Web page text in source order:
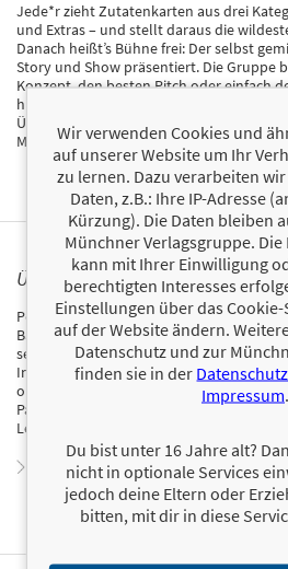
Jede*r zieht Zutatenkarten aus drei
und Extras – und stellt daraus die
Danach heißt’s Bühne frei: Der selbst
Story und Show präsentiert. Die Gruppe
Konzept, den besten Pitch oder einfach
hingelegt hat. Punkte gibt’s für
Überzeugungskraft – und am Ende steht
Mixer ist.
ÜBER PETERUNDRENATE
Peter und Renate sind das wohl
Bayern – charmant, witzig und mit einem
servieren sie ihren ca. 450.000
Instagram kreative Drinks, bayerische
ordentlichen Spritzer Selbstironie. Die
Passau und begeistern ihre Community
Leidenschaft fürs Mixen und einer Portion
Zum Profil von PeterundRenate
Wir verwenden Cookies und
auf unserer Website um Ihr
zu lernen. Dazu verarbeiten
Daten, z.B.: Ihre IP-Adresse
Kürzung). Die Daten bleiben
Münchner Verlagsgruppe.
kann mit Ihrer Einwilligung
berechtigten Interesses
Einstellungen über das
auf der Website ändern.
Datenschutz und zur
finden sie in der
Impressum.
Du bist unter 16 Jahre alt?
nicht in optionale Services
jedoch deine Eltern oder
bitten, mit dir in diese